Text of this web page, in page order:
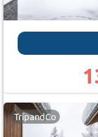
TripandCo